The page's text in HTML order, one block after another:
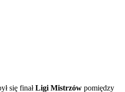
się finałLigi Mistrzów pomiędzy